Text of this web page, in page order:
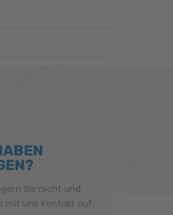
Sie nicht und
mit uns Kontakt auf.